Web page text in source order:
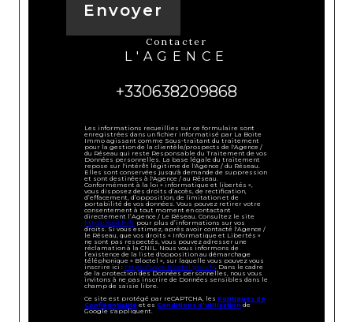
Envoyer
contacter
L'AGENCE
+330638209868
Les informations recueillies sur ce formulaire sont
enregistrées dans un fichier informatisé par La Boite
Immo agissant comme Sous-traitant du traitement
pour la gestion de la clientèle/prospects de l'Agence /
du Réseau qui reste Responsable du Traitement de vos
Données personnelles. La base légale du traitement
repose sur l'intérêt légitime de l'Agence / du Réseau.
Elles sont conservées jusqu'à demande de suppression
et sont destinées à l'Agence / au Réseau.
Conformément à la loi « informatique et libertés »,
vous disposez des droits d’accès, de rectification,
d’effacement, d’opposition, de limitation et de
portabilité de vos données. Vous pouvez retirer votre
consentement à tout moment en contactant
directement l’Agence / Le Réseau. Consultez le site
https://cnil.fr/fr pour plus d’informations sur vos
droits. Si vous estimez, après avoir contacté l'Agence /
le Réseau, que vos droits « Informatique et Libertés »
ne sont pas respectés, vous pouvez adresser une
réclamation à la CNIL. Nous vous informons de
l’existence de la liste d'opposition au démarchage
téléphonique « Bloctel », sur laquelle vous pouvez vous
inscrire ici : https://www.bloctel.gouv.fr. Dans le cadre
de la protection des Données personnelles, nous vous
invitons à ne pas inscrire de Données sensibles dans le
champ de saisie libre.
Ce site est protégé par reCAPTCHA, lesPolitiques de
Confidentialité et esConditions d'utilisationde
Google s'appliquent.